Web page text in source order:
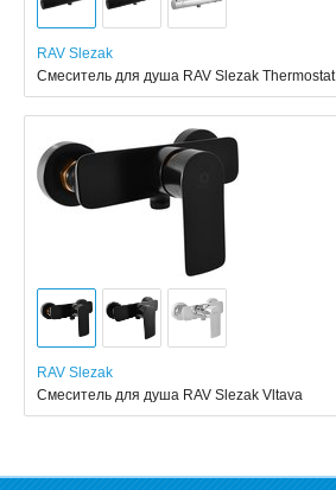
RAV Slezak
Смеситель для душа RAV Slezak Thermostat
RAV Slezak
Смеситель для душа RAV Slezak Vltava